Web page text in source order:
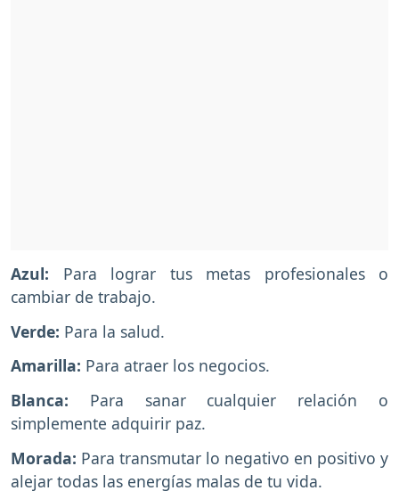
Azul: Para lograr tus metas profesionales o
cambiar de trabajo.
Verde: Para la salud.
Amarilla: Para atraer los negocios.
Blanca: Para sanar cualquier relación o
simplemente adquirir paz.
Morada: Para transmutar lo negativo en positivo y
alejar todas las energías malas de tu vida.